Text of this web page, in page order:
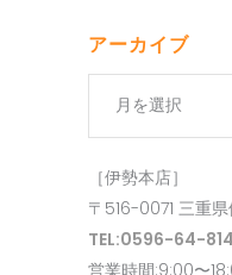
アーカイブ
イ
ブ
［伊勢本店］
〒516-0071 三重
TEL:0596-64-
営業時間:9:00〜